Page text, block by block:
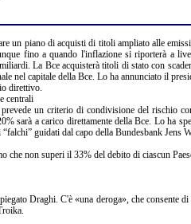
un piano di acquisti di titoli ampliato alle
fino a quando l'inflazione si riporterà a
La Bce acquisterà titoli di stato con
nel capitale della Bce. Lo ha annunciato il
direttivo.
centrali
un criterio di condivisione del rischio
sarà a carico direttamente della Bce. Lo ha
guidati dal capo della Bundesbank Jens
che non superi il 33% del debito di ciascun
Draghi. C'è «una deroga», che consente